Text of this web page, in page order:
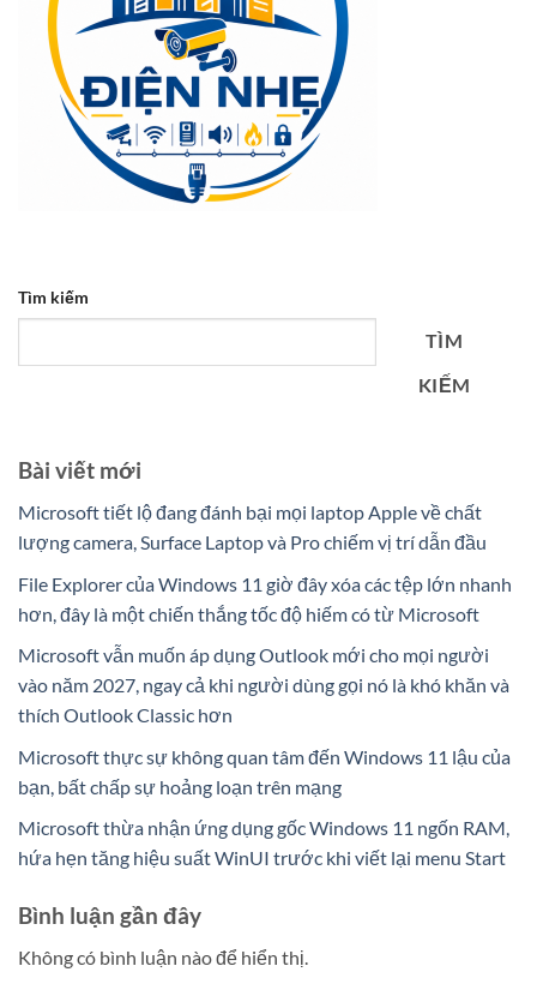
Tìm kiếm
TÌM
KIẾM
Bài viết mới
Microsoft tiết lộ đang đánh bại mọi laptop Apple về chất
lượng camera, Surface Laptop và Pro chiếm vị trí dẫn đầu
File Explorer của Windows 11 giờ đây xóa các tệp lớn nhanh
hơn, đây là một chiến thắng tốc độ hiếm có từ Microsoft
Microsoft vẫn muốn áp dụng Outlook mới cho mọi người
vào năm 2027, ngay cả khi người dùng gọi nó là khó khăn và
thích Outlook Classic hơn
Microsoft thực sự không quan tâm đến Windows 11 lậu của
bạn, bất chấp sự hoảng loạn trên mạng
Microsoft thừa nhận ứng dụng gốc Windows 11 ngốn RAM,
hứa hẹn tăng hiệu suất WinUI trước khi viết lại menu Start
Bình luận gần đây
Không có bình luận nào để hiển thị.